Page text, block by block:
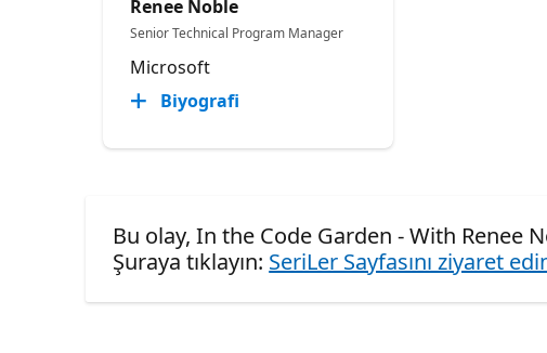
Renee Noble
Senior Technical Program Manager​
Microsoft
Biyografi
Bu olay, In the Code Garden - With Renee
Şuraya tıklayın: SeriLer Sayfasını ziyaret